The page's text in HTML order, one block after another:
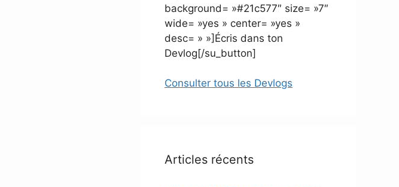
background= »#21c577″ size= »7″
wide= »yes » center= »yes »
desc= » »]Écris dans ton
Devlog[/su_button]
Consulter tous les Devlogs
Articles récents